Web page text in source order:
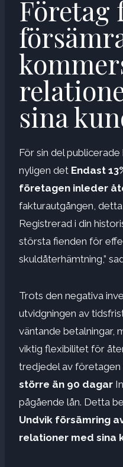
sina
För sin del
nyligen det Endast
företagen inleder
fakturautgången,
Registrerad i din
största fienden för
skuldåterhämtning,”
Trots den negativa
utvidgningen av
väntande betalningar,
viktig flexibilitet för
tredjedel av
större än 90 dagar
pågående lån. Detta
Undvik försämring
relationer med sina